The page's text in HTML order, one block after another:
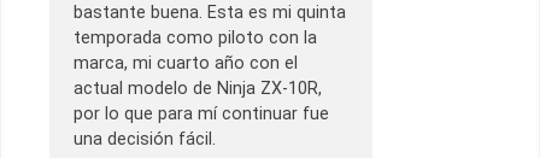
bastante buena. Esta es mi quinta
temporada como piloto con la
marca, mi cuarto año con el
actual modelo de Ninja ZX-10R,
por lo que para mí continuar fue
una decisión fácil.